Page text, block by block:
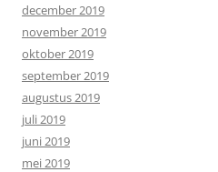
december 2019
november 2019
oktober 2019
september 2019
augustus 2019
juli 2019
juni 2019
mei 2019